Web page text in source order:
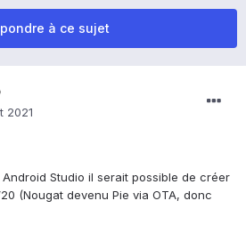
à ce sujet
2021
Studio il serait possible de créer
(Nougat devenu Pie via OTA, donc